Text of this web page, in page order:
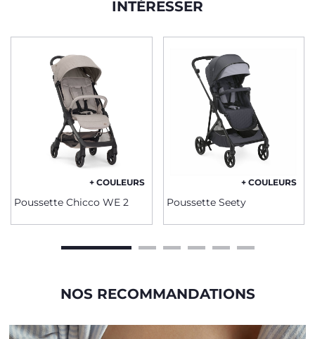
INTÉRESSER
+ COULEURS
Poussette Chicco WE 2
+ COULEURS
Poussette Seety
NOS RECOMMANDATIONS